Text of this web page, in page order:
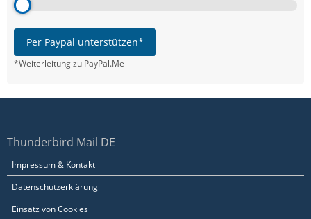
Per Paypal unterstützen*
*Weiterleitung zu PayPal.Me
Thunderbird Mail DE
Impressum & Kontakt
Datenschutzerklärung
Einsatz von Cookies